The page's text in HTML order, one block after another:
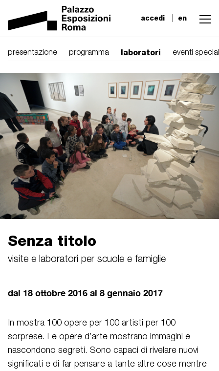
accedi en
presentazione programma laboratori eventi
Senza titolo
visite e laboratori per scuole e famiglie
dal 18 ottobre 2016 al 8 gennaio 2017
In mostra 100 opere per 100 artisti per 100
sorprese. Le opere d’arte mostrano immagini e
nascondono segreti. Sono capaci di rivelare nuovi
significati e di far pensare a tante altre cose mentre